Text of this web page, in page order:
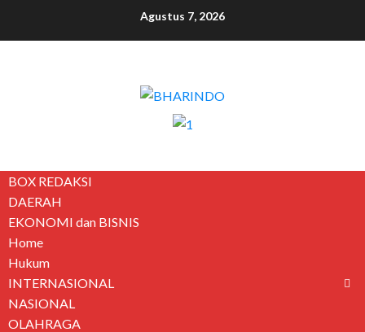
Agustus 7, 2026
BOX REDAKSI
DAERAH
EKONOMI dan BISNIS
Home
Hukum
INTERNASIONAL
NASIONAL
OLAHRAGA